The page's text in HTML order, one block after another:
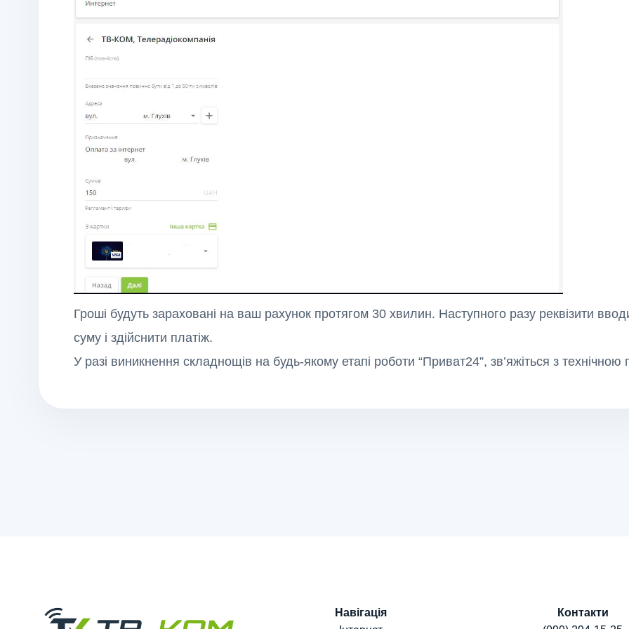
Гроші будуть зараховані на ваш рахунок протягом 30 хвилин. Наступного разу реквізити
суму і здійснити платіж.
У разі виникнення складнощів на будь-якому етапі роботи “Приват24”, зв’яжіться з технічною
Навігація
Контакти